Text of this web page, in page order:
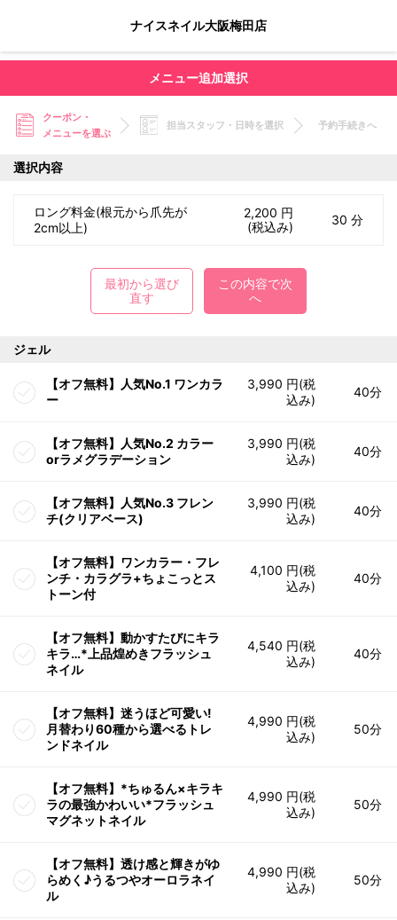
ナイスネイル大阪梅田店
メニュー追加選択
クーポン・
メニューを選ぶ
担当スタッフ・日時を選択 予約手続きへ
選択内容
ロング料金(根元から爪先が
2cm以上)
2,200 円
(税込み)
30 分
最初から選び
直す
この内容で次
へ
ジェル
【オフ無料】人気No.1 ワンカラ
ー
3,990 円(税
込み)
40分
【オフ無料】人気No.2 カラー
orラメグラデーション
3,990 円(税
込み)
40分
【オフ無料】人気No.3 フレン
チ(クリアベース)
3,990 円(税
込み)
40分
【オフ無料】ワンカラー・フレ
ンチ・カラグラ+ちょこっとス
トーン付
4,100 円(税
込み)
40分
【オフ無料】動かすたびにキラ
キラ…*上品煌めきフラッシュ
ネイル
4,540 円(税
込み)
40分
【オフ無料】迷うほど可愛い!
月替わり60種から選べるトレ
ンドネイル
4,990 円(税
込み)
50分
【オフ無料】*ちゅるん×キラキ
ラの最強かわいい*フラッシュ
マグネットネイル
4,990 円(税
込み)
50分
【オフ無料】透け感と輝きがゆ
らめく♪うるつやオーロラネイ
ル
4,990 円(税
込み)
50分